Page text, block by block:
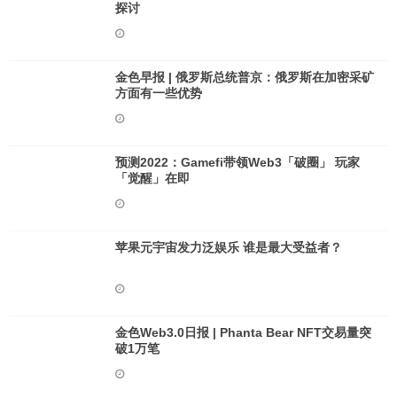
探讨
金色早报 | 俄罗斯总统普京：俄罗斯在加密采矿
方面有一些优势
预测2022：Gamefi带领Web3「破圈」 玩家
「觉醒」在即
苹果元宇宙发力泛娱乐 谁是最大受益者？
金色Web3.0日报 | Phanta Bear NFT交易量突
破1万笔